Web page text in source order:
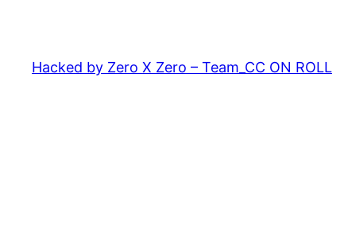
content
Hacked by Zero X Zero – Team_CC ON ROLL